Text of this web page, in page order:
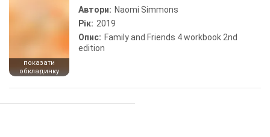
показати
обкладинку
Автори: Naomi Simmons
Рік: 2019
Опис: Family and Friends 4 workbook 2nd
edition